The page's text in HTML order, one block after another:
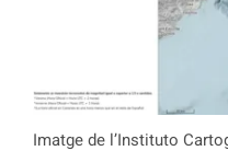
Imatge de l’Instituto